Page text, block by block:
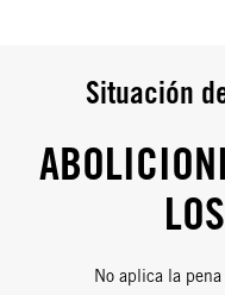
Situación
No aplica la